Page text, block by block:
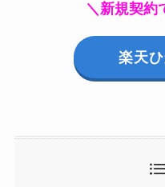
＼新規契約
楽天